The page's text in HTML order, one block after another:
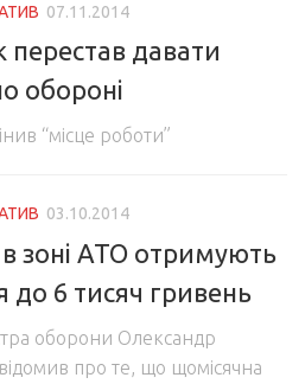
07.11.2014
давати
обороні
“місце роботи”
03.10.2014
зоні АТО отримують
до 6 тисяч гривень
оборони Олександр
про те, що щомісячна